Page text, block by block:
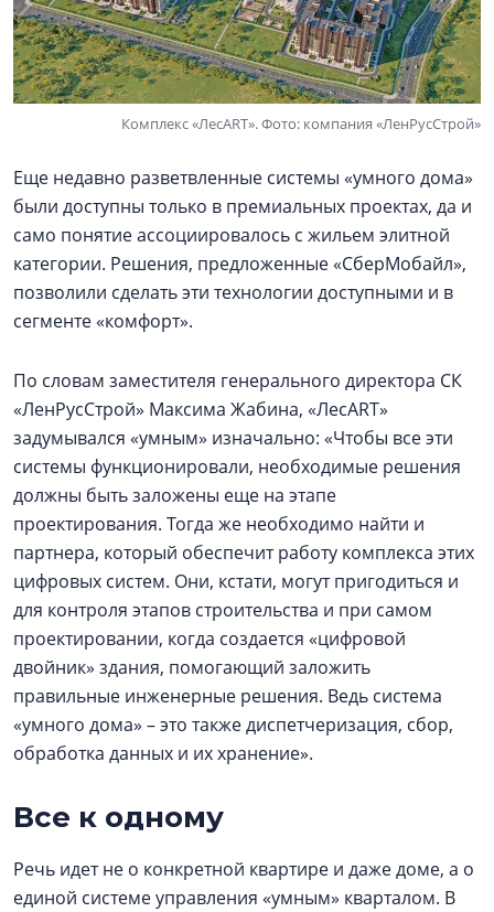
Комплекс «ЛесART». Фото: компания «ЛенРусСтрой»
Еще недавно разветвленные системы «умного дома»
были доступны только в премиальных проектах, да и
само понятие ассоциировалось с жильем элитной
категории. Решения, предложенные «СберМобайл»,
позволили сделать эти технологии доступными и в
сегменте «комфорт».
По словам заместителя генерального директора СК
«ЛенРусСтрой» Максима Жабина, «ЛесART»
задумывался «умным» изначально: «Чтобы все эти
системы функционировали, необходимые решения
должны быть заложены еще на этапе
проектирования. Тогда же необходимо найти и
партнера, который обеспечит работу комплекса этих
цифровых систем. Они, кстати, могут пригодиться и
для контроля этапов строительства и при самом
проектировании, когда создается «цифровой
двойник» здания, помогающий заложить
правильные инженерные решения. Ведь система
«умного дома» – это также диспетчеризация, сбор,
обработка данных и их хранение».
Все к одному
Речь идет не о конкретной квартире и даже доме, а о
единой системе управления «умным» кварталом. В